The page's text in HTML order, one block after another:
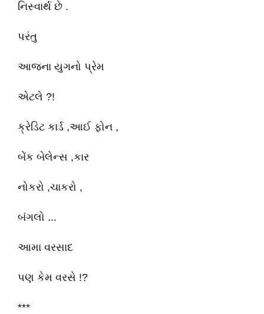
નિસ્વાર્થ છે .
પરંતુ
આજના યુગનો પ્રેમ
એટલે ?!
ક્રેડિટ કાર્ડ ,આઈ ફોન ,
બેંક બેલેન્સ ,કાર
નોકરો ,ચાકરો ,
બંગલો ...
આમા વરસાદ
પણ કેમ વરસે !?
***